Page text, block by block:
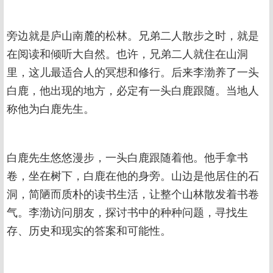
旁边就是庐山南麓的松林。兄弟二人散步之时，就是
在阅读和倾听大自然。也许，兄弟二人就住在山洞
里，这儿最适合人的冥想和修行。后来李渤养了一头
白鹿，他出现的地方，必定有一头白鹿跟随。当地人
称他为白鹿先生。
白鹿先生悠悠漫步，一头白鹿跟随着他。他手拿书
卷，坐在树下，白鹿在他的身旁。山边是他居住的石
洞，简陋而质朴的读书生活，让整个山林散发着书卷
气。李渤访问朋友，探讨书中的种种问题，寻找生
存、历史和现实的答案和可能性。